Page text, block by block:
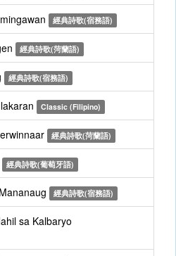
經典詩歌(宿務語)
經典詩歌(菏蘭語)
經典詩歌(宿務語)
Classic (Filipino)
經典詩歌(菏蘭語)
經典詩歌(葡萄牙語)
經典詩歌(宿務語)
sa Kalbaryo